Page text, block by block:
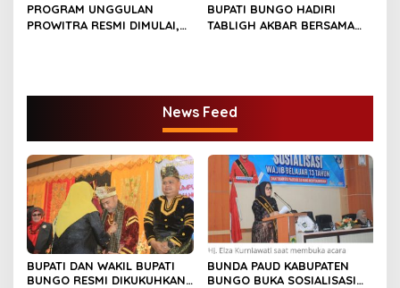
PROGRAM UNGGULAN
PROWITRA RESMI DIMULAI,
BUPATI BUNGO HADIRI
TABLIGH AKBAR BERSAMA
News Feed
BUPATI DAN WAKIL BUPATI
BUNGO RESMI DIKUKUHKAN
BUNDA PAUD KABUPATEN
BUNGO BUKA SOSIALISASI